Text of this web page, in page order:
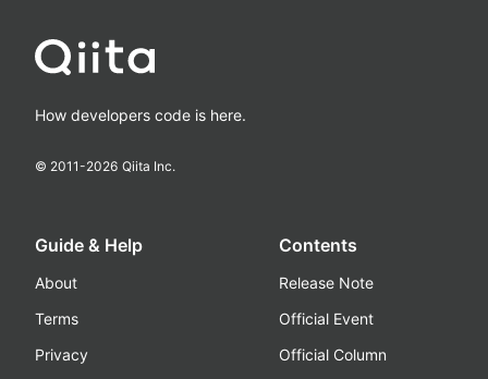
How developers code is here.
© 2011-2026 Qiita Inc.
Guide & Help
About
Terms
Privacy
Contents
Release Note
Official Event
Official Column